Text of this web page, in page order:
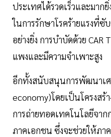
ประเทศได้รวดเร็วและมาก
ในการรักษาโรคร้ายแรงที่ซั
อย่างยิ่ง การบำบัดด้วย
แพงและมีความจำเพาะสูง
อีกทั้งสนับสนุนการพัฒนาเ
economy)โดยเป็นโครงส
การถ่ายทอดเทคโนโลยีจา
ภาคเอกชน ซึ่งจะช่วยให้ภา